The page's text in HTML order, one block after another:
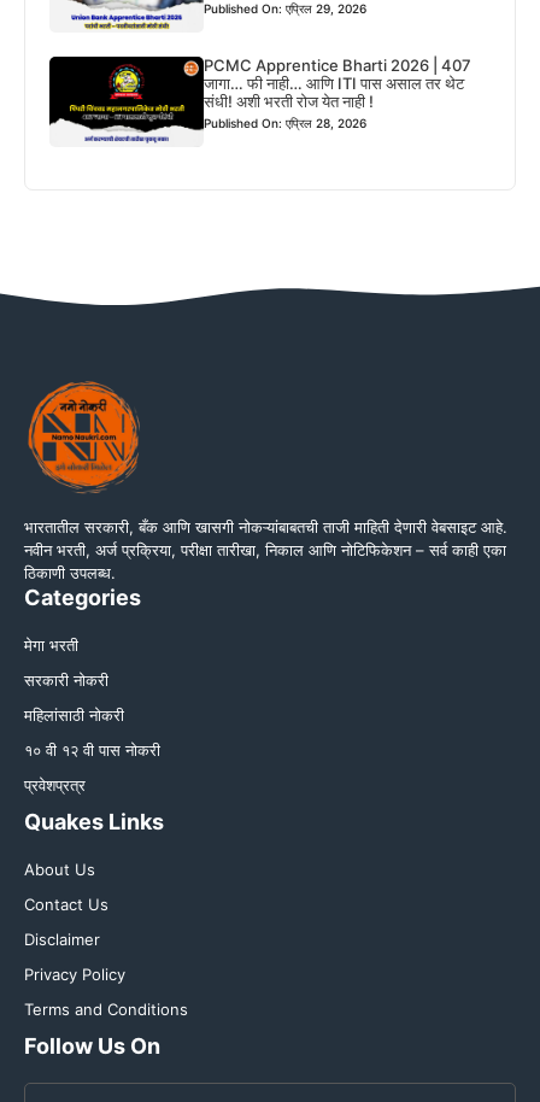
Published On: एप्रिल 29, 2026
PCMC Apprentice Bharti 2026 | 407
जागा… फी नाही… आणि ITI पास असाल तर थेट
संधी! अशी भरती रोज येत नाही !
Published On: एप्रिल 28, 2026
भारतातील सरकारी, बँक आणि खासगी नोकऱ्यांबाबतची ताजी माहिती देणारी वेबसाइट आहे.
नवीन भरती, अर्ज प्रक्रिया, परीक्षा तारीखा, निकाल आणि नोटिफिकेशन – सर्व काही एका
ठिकाणी उपलब्ध.
Categories
मेगा भरती
सरकारी नोकरी
महिलांसाठी नोकरी
१० वी १२ वी पास नोकरी
प्रवेशप्रत्र
Quakes Links
About Us
Contact Us
Disclaimer
Privacy Policy
Terms and Conditions
Follow Us On